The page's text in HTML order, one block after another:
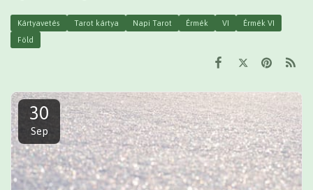
Kártyavetés Tarot kártya Napi Tarot Érmék VI
Érmék VI
Föld
30
Sep